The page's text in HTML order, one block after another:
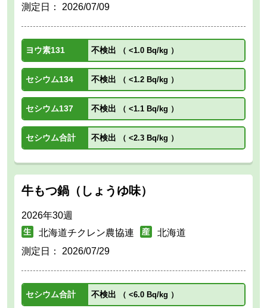
測定日： 2026/07/09
ヨウ素131 不検出 （ <1.0 Bq/kg ）
セシウム134 不検出 （ <1.2 Bq/kg ）
セシウム137 不検出 （ <1.1 Bq/kg ）
セシウム合計 不検出 （ <2.3 Bq/kg ）
牛もつ鍋（しょうゆ味）
2026年30週
北海道チクレン農協連
北海道
測定日： 2026/07/29
セシウム合計 不検出 （ <6.0 Bq/kg ）